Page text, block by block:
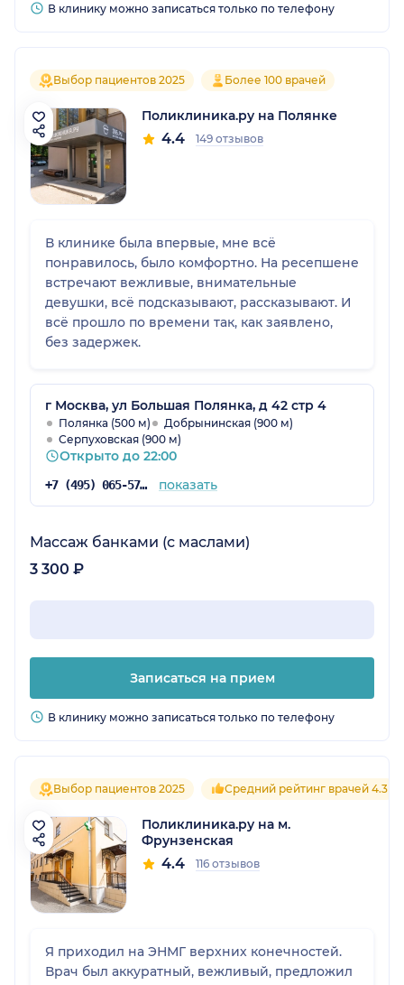
В клинику можно записаться только по телефону
Выбор пациентов 2025 Более 100 врачей
Поликлиника.ру на Полянке
4.4 149 отзывов
В клинике была впервые, мне всё
понравилось, было комфортно. На ресепшене
встречают вежливые, внимательные
девушки, всё подсказывают, рассказывают. И
всё прошло по времени так, как заявлено,
без задержек.
г Москва, ул Большая Полянка, д 42 стр 4
Полянка (500 м)
Добрынинская (900 м)
Серпуховская (900 м)
Открыто до 22:00
+7 (495) 065-57-73 показать
Массаж банками (с маслами)
3 300 ₽
Записаться на прием
В клинику можно записаться только по телефону
Выбор пациентов 2025 Средний рейтинг врачей 4.3
Поликлиника.ру на м.
Фрунзенская
4.4 116 отзывов
Я приходил на ЭНМГ верхних конечностей.
Врач был аккуратный, вежливый, предложил